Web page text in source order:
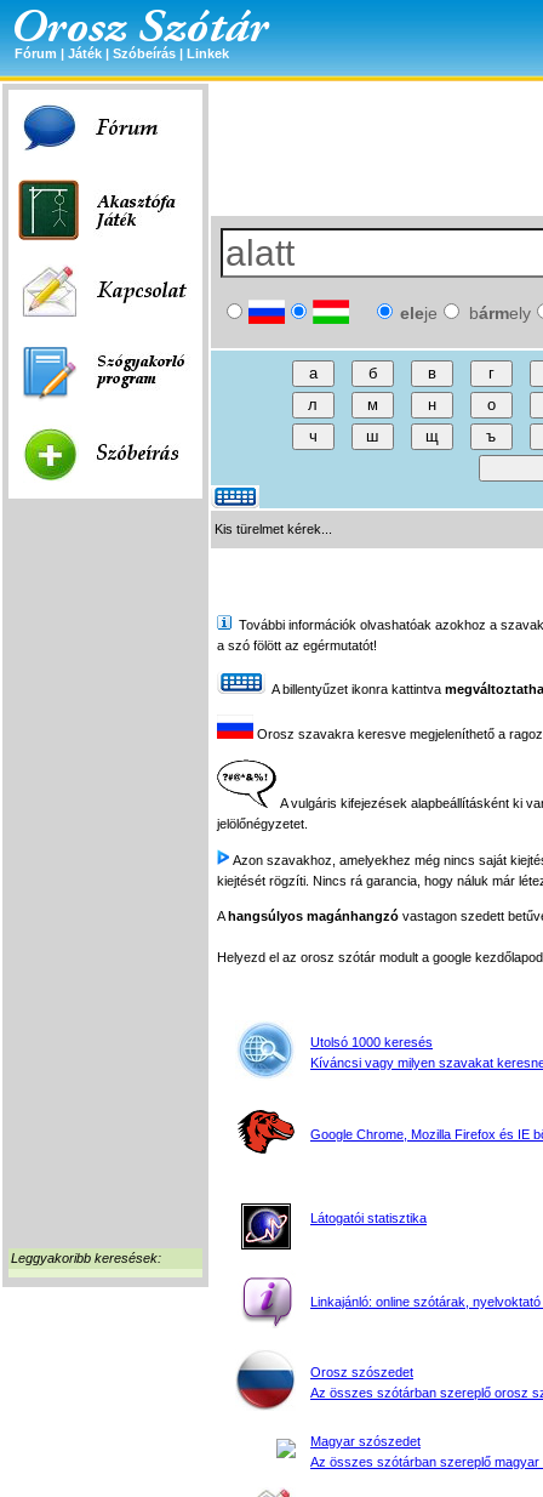
Fórum | Játék | Szóbeírás | Linkek
Leggyakoribb keresések:
eleje bármely
Kis türelmet kérek...
További információk olvashatóak azokhoz a
a szó fölött az egérmutatót!
A billentyűzet ikonra kattintva
Orosz szavakra keresve megjeleníthető a
A vulgáris kifejezések alapbeállításként ki
jelölőnégyzetet.
Azon szavakhoz, amelyekhez még nincs saját
kiejtését rögzíti. Nincs rá garancia, hogy náluk már
Ahangsúlyos magánhangzó vastagon szedett
Helyezd el az orosz szótár modult a google
Utolsó 1000 keresés
Kíváncsi vagy milyen szavakat
Google Chrome, Mozilla Firefox és IE
Látogatói statisztika
Linkajánló: online szótárak, nyelvoktató
Orosz szószedet
Az összes szótárban szereplő orosz
Magyar szószedet
Az összes szótárban szereplő magyar